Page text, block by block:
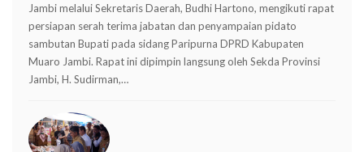
Jambi melalui Sekretaris Daerah, Budhi Hartono, mengikuti rapat
persiapan serah terima jabatan dan penyampaian pidato
sambutan Bupati pada sidang Paripurna DPRD Kabupaten
Muaro Jambi. Rapat ini dipimpin langsung oleh Sekda Provinsi
Jambi, H. Sudirman,…